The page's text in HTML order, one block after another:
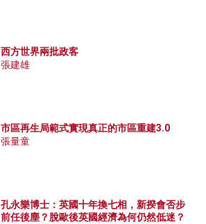
西方世界兩批政客
張建雄
市區再生局範式實現真正的市區重建3.0
張量童
孔永樂博士：英國十年換七相，新揆會否步
前任後塵？脫歐後英國經濟為何仍然低迷？